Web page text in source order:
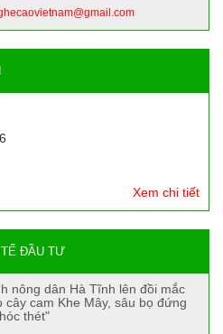
Xem chi tiết
TẾ ĐẦU TƯ
nông dân Hà Tĩnh lên đồi mắc
cây cam Khe Mây, sâu bọ đứng
thét"